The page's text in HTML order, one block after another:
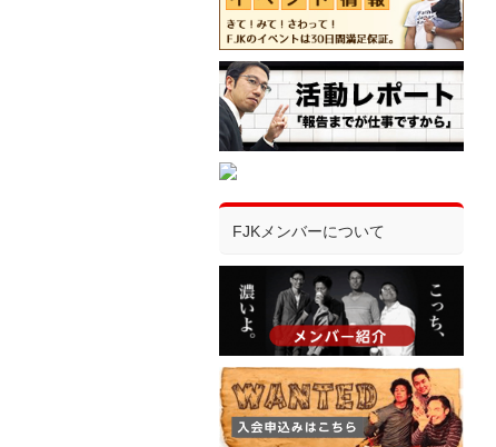
FJKメンバーについて